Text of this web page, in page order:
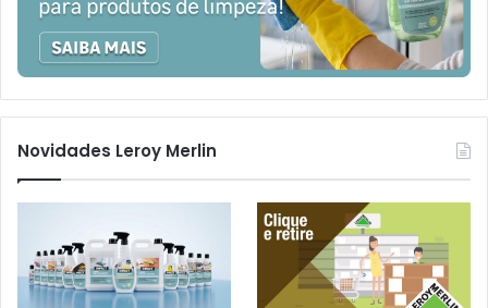
Novidades Leroy Merlin